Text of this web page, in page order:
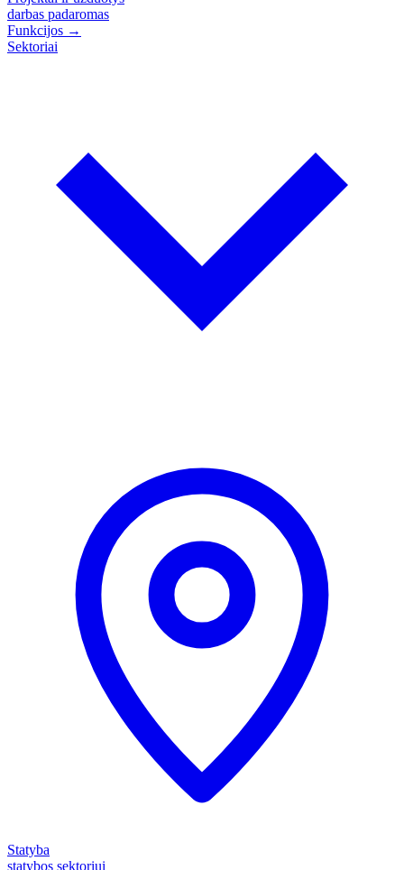
darbas padaromas
Funkcijos →
Sektoriai
Statyba
statybos sektoriui